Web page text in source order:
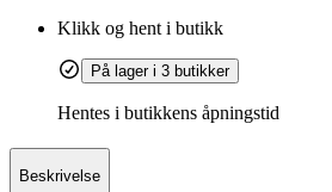
Klikk og hent i butikk
På lager i 3 butikker
Hentes i butikkens åpningstid
Beskrivelse